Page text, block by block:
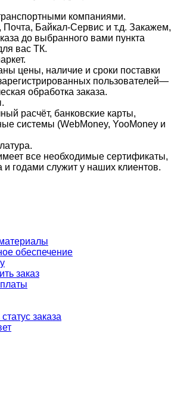
компаниями.
Байкал-Сервис и т.д. Закажем,
до выбранного вами пункта
вас ТК.
цены, наличие и сроки поставки
пользователей—
обработка заказа.
расчёт, банковские карты,
системы (WebMoney, YooMoney и
все необходимые сертификаты,
и годами служит у наших клиентов.
обеспечение
заказ
заказа